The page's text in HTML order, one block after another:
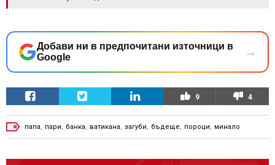
Добави ни в предпочитани източници в
Google
→
9 4
папа, пари, банка, ватикана, загуби, бъдеще, пороци, минало